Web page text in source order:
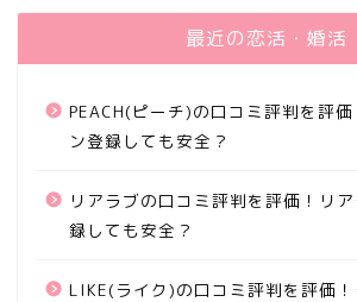
最近の恋活・婚活
PEACH(ピーチ)の口コミ評判を評
ン登録しても安全？
リアラブの口コミ評判を評価！リ
録しても安全？
LIKE(ライク)の口コミ評判を評価